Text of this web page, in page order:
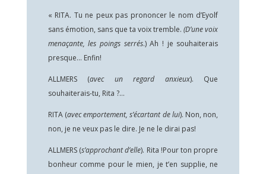
« RITA. Tu ne peux pas prononcer le nom d’Eyolf
sans émotion, sans que ta voix tremble.(D’une voix
menaçante, les poings serrés.) Ah ! je souhaiterais
presque… Enfin!
ALLMERS (avec un regard anxieux). Que
souhaiterais-tu, Rita ?…
RITA (avec emportement, s’écartant de lui). Non, non,
non, je ne veux pas le dire. Je ne le dirai pas!
ALLMERS (s’approchant d’elle). Rita !Pour ton propre
bonheur comme pour le mien, je t’en supplie, ne